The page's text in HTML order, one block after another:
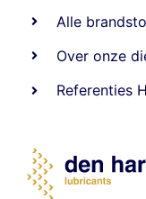
Alle
Over onze
Referenties